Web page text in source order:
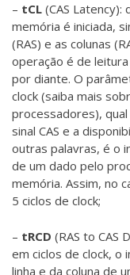
– tCL (CAS
memória é iniciada,
(RAS) e as colunas
operação é de leitura
por diante. O
clock (saiba mais
processadores),
sinal CAS e a
outras palavras, é o
de um dado pelo
memória. Assim, no
5 ciclos de clock;
– tRCD (RAS to CAS
em ciclos de clock, o
linha e da coluna de